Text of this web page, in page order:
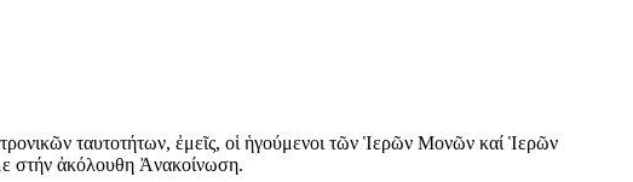
ταυτοτήτων, ἐμεῖς, οἱ ἡγούμενοι τῶν Ἱερῶν Μονῶν καί Ἱερῶν
στήν ἀκόλουθη Ἀνακοίνωση.